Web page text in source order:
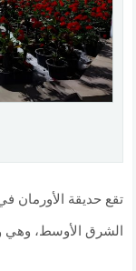
تقع حديقة الأورمان
الشرق الأوسط، وهي